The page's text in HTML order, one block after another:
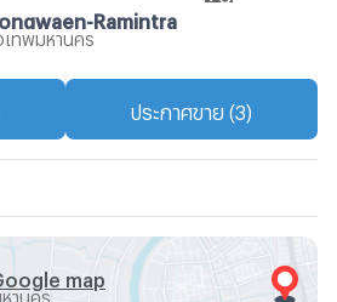
Ramintra
ทพมหานคร
ประกาศขาย (3)
map
านคร